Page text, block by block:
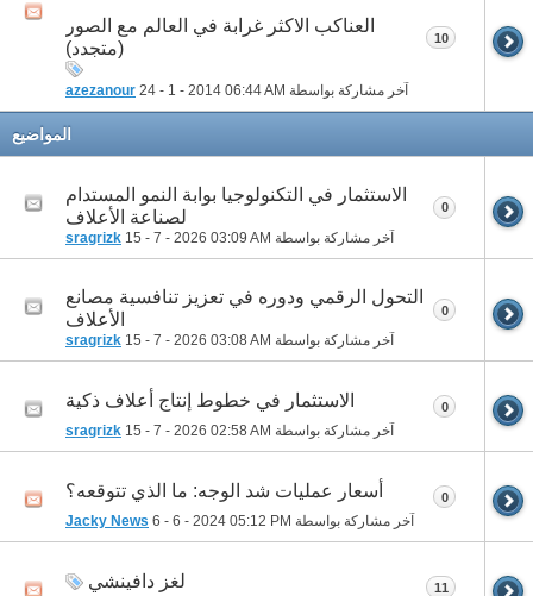
العناكب الاكثر غرابة في العالم مع الصور
(متجدد)
آخر مشاركة بواسطة azezanour 24 - 1 - 2014 06:44 AM
10
المواضيع
الاستثمار في التكنولوجيا بوابة النمو المستدام
لصناعة الأعلاف
آخر مشاركة بواسطة sragrizk 15 - 7 - 2026 03:09 AM
0
التحول الرقمي ودوره في تعزيز تنافسية مصانع
الأعلاف
آخر مشاركة بواسطة sragrizk 15 - 7 - 2026 03:08 AM
0
الاستثمار في خطوط إنتاج أعلاف ذكية
آخر مشاركة بواسطة sragrizk 15 - 7 - 2026 02:58 AM
0
أسعار عمليات شد الوجه: ما الذي تتوقعه؟
آخر مشاركة بواسطة Jacky News 6 - 6 - 2024 05:12 PM
0
لغز دافينشي 11